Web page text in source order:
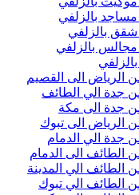
بالزلفي
بالزلفي
بالزلفي
الى القصيم
جدة الي الطائف
جدة الى مكة
الى تبوك
الي الدمام
الى الدمام
الي المدينة
الي تبوك